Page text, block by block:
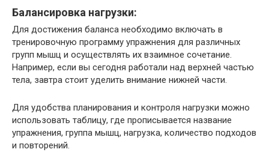
Балансировка нагрузки:
Для достижения баланса необходимо включать в
тренировочную программу упражнения для различных
групп мышц и осуществлять их взаимное сочетание.
Например, если вы сегодня работали над верхней частью
тела, завтра стоит уделить внимание нижней части.
Для удобства планирования и контроля нагрузки можно
использовать таблицу, где прописывается название
упражнения, группа мышц, нагрузка, количество подходов
и повторений.